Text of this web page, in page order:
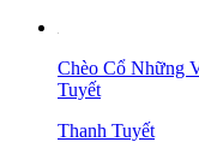
Chèo Cổ Những
Tuyết
Thanh Tuyết